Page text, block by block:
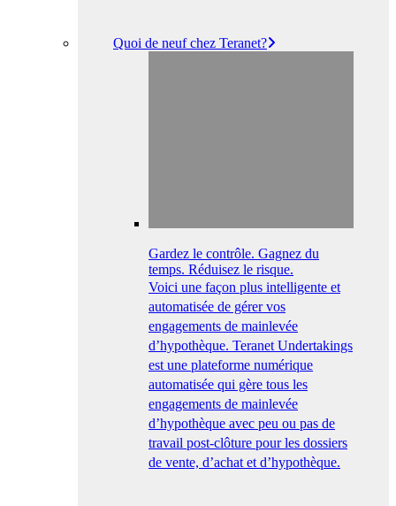
Quoi de neuf chez Teranet?
Gardez le contrôle. Gagnez du
temps. Réduisez le risque.
Voici une façon plus intelligente et
automatisée de gérer vos
engagements de mainlevée
d’hypothèque. Teranet Undertakings
est une plateforme numérique
automatisée qui gère tous les
engagements de mainlevée
d’hypothèque avec peu ou pas de
travail post-clôture pour les dossiers
de vente, d’achat et d’hypothèque.